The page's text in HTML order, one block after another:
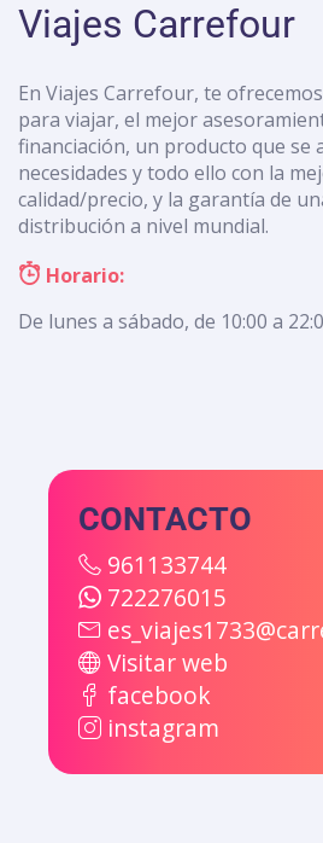
Viajes Carrefour
En Viajes Carrefour, te
para viajar, el mejor
financiación, un producto que se
necesidades y todo ello con la
calidad/precio, y la garantía de
distribución a nivel mundial.
Horario:
De lunes a sábado, de 10:00 a
CONTACTO
961133744
722276015
Visitar web
facebook
instagram